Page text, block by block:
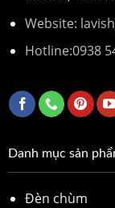
Website:
Hotline:0938
Danh mục sản
Đèn chùm